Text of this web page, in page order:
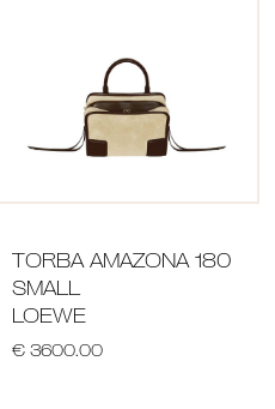
TORBA AMAZONA 180
SMALL
LOEWE
€ 3600.00